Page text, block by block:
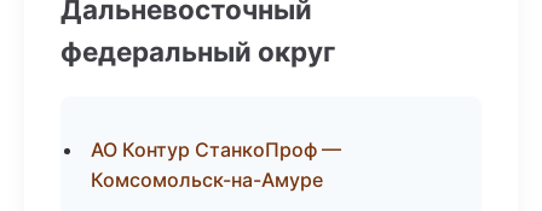
Дальневосточный
федеральный округ
АО Контур СтанкоПроф —
Комсомольск-на-Амуре